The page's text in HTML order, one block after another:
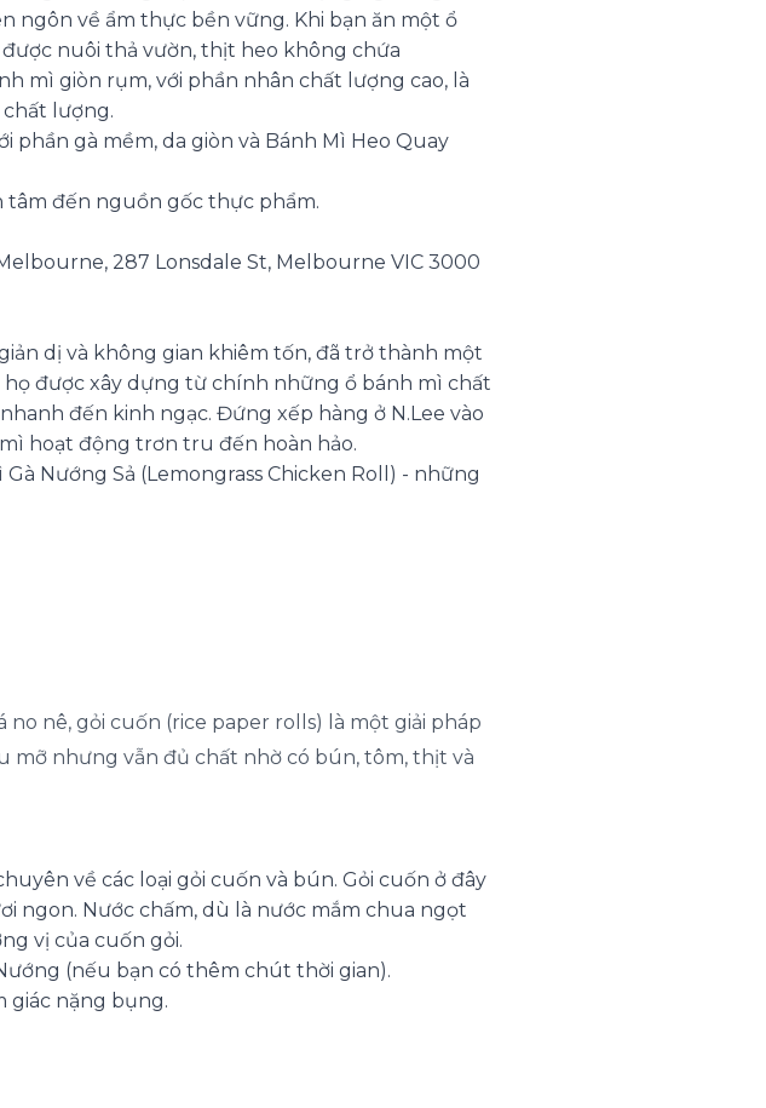
ngôn về ẩm thực bền vững. Khi bạn ăn một ổ
nuôi thả vườn, thịt heo không chứa
mì giòn rụm, với phần nhân chất lượng cao, là
lượng.
phần gà mềm, da giòn và Bánh Mì Heo Quay
đến nguồn gốc thực phẩm.
287 Lonsdale St, Melbourne VIC 3000
dị và không gian khiêm tốn, đã trở thành một
được xây dựng từ chính những ổ bánh mì chất
đến kinh ngạc. Đứng xếp hàng ở N.Lee vào
hoạt động trơn tru đến hoàn hảo.
Nướng Sả (Lemongrass Chicken Roll) - những
nê, gỏi cuốn (rice paper rolls) là một giải pháp
mỡ nhưng vẫn đủ chất nhờ có bún, tôm, thịt và
về các loại gỏi cuốn và bún. Gỏi cuốn ở đây
ngon. Nước chấm, dù là nước mắm chua ngọt
vị của cuốn gỏi.
(nếu bạn có thêm chút thời gian).
giác nặng bụng.